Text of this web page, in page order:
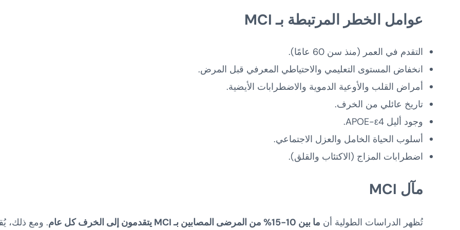
عوامل الخطر المرتبطة بـ MCI
التقدم في العمر (منذ سن 60 عامًا).
انخفاض المستوى التعليمي والاحتياطي المعرفي قبل المرض.
أمراض القلب والأوعية الدموية والاضطرابات الأيضية.
تاريخ عائلي من الخرف.
وجود أليل APOE-ε4.
أسلوب الحياة الخامل والعزل الاجتماعي.
اضطرابات المزاج (الاكتئاب والقلق).
مآل MCI
تُظهر الدراسات الطولية أن ما بين 10-15% من المرضى المصابين بـ MCI يتقدمون إلى الخرف كل عام. ومع ذلك،